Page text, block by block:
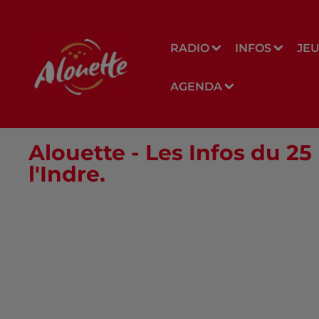
RADIO INFOS
AGENDA
Alouette - Les Infos du
l'Indre.